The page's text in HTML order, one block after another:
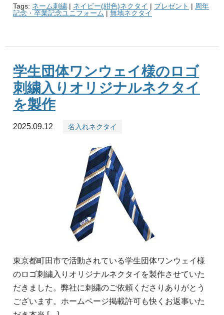
Tags: ネーム刺繍 | ネイビー(紺色)ネクタイ | プレゼント | 周年
記念・卒業記念ユニフォーム | 無地ネクタイ
学生団体ワンウェイ様のロゴ
刺繍入りオリジナルネクタイ
を製作
2025.09.12 名入れネクタイ
東京都町田市で活動されている学生団体ワンウェイ様
のロゴ刺繍入りオリジナルネクタイを製作させていた
だきました。弊社に刺繍のご依頼くださりありがとう
ございます。ホームページ掲載許可も快くお返事いた